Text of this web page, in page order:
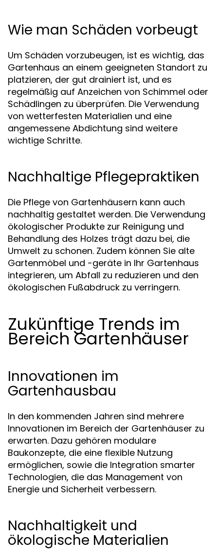
Wie man Schäden vorbeugt
Um Schäden vorzubeugen, ist es wichtig, das
Gartenhaus an einem geeigneten Standort zu
platzieren, der gut drainiert ist, und es
regelmäßig auf Anzeichen von Schimmel oder
Schädlingen zu überprüfen. Die Verwendung
von wetterfesten Materialien und eine
angemessene Abdichtung sind weitere
wichtige Schritte.
Nachhaltige Pflegepraktiken
Die Pflege von Gartenhäusern kann auch
nachhaltig gestaltet werden. Die Verwendung
ökologischer Produkte zur Reinigung und
Behandlung des Holzes trägt dazu bei, die
Umwelt zu schonen. Zudem können Sie alte
Gartenmöbel und -geräte in Ihr Gartenhaus
integrieren, um Abfall zu reduzieren und den
ökologischen Fußabdruck zu verringern.
Zukünftige Trends im
Bereich Gartenhäuser
Innovationen im
Gartenhausbau
In den kommenden Jahren sind mehrere
Innovationen im Bereich der Gartenhäuser zu
erwarten. Dazu gehören modulare
Baukonzepte, die eine flexible Nutzung
ermöglichen, sowie die Integration smarter
Technologien, die das Management von
Energie und Sicherheit verbessern.
Nachhaltigkeit und
ökologische Materialien